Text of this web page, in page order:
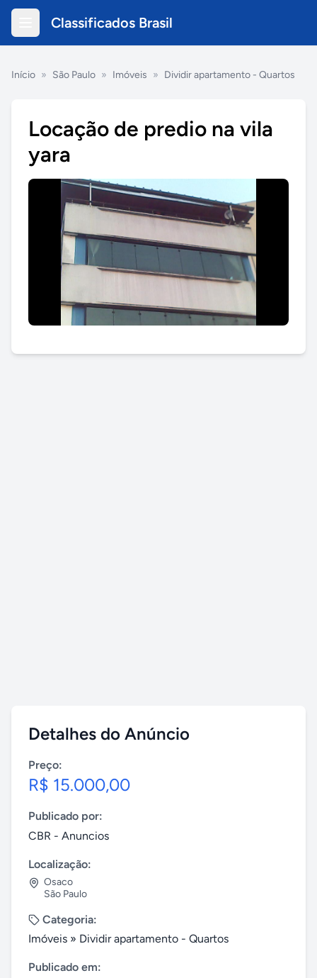
Classificados Brasil
Início » São Paulo » Imóveis » Dividir apartamento - Quartos
Locação de predio na vila
yara
Detalhes do Anúncio
Preço:
R$ 15.000,00
Publicado por:
CBR - Anuncios
Localização:
Osaco
São Paulo
Categoria:
Imóveis » Dividir apartamento - Quartos
Publicado em: